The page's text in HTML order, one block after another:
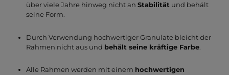
über viele Jahre hinweg nicht an Stabilitätund behält
seine Form.
Durch Verwendung hochwertiger Granulate bleicht der
Rahmen nicht aus und behält seine kräftige Farbe.
Alle Rahmen werden mit einem hochwertigen